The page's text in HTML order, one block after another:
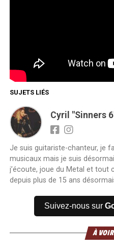
SUJETS LIÉS
Cyril "Sinners
Je suis guitariste-chanteur, je
musicaux mais je suis
j’écoute, joue du Metal et tout
depuis plus de 15 ans
Suivez-nous sur
À